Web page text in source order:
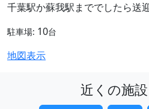
千葉駅か蘇我駅まででしたら送
駐車場: 10台
地図表示
近くの施